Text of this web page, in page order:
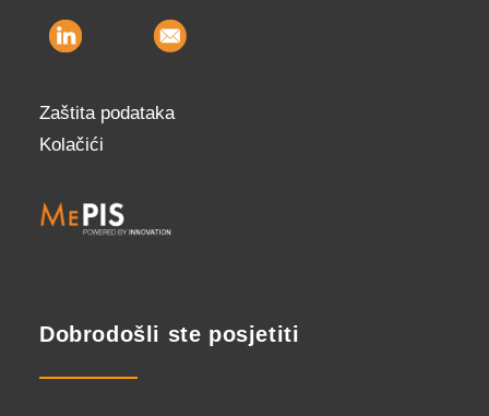
Zaštita podataka
Kolačići
Dobrodošli ste posjetiti